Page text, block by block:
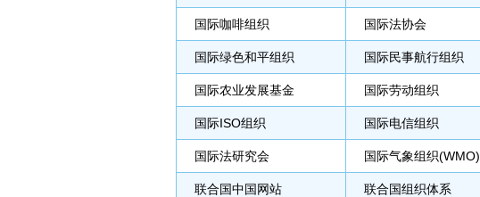
国际咖啡组织 国际法协会
国际绿色和平组织 国际民事航行组织
国际农业发展基金 国际劳动组织
国际ISO组织 国际电信组织
国际法研究会 国际气象组织(WMO)
联合国中国网站 联合国组织体系